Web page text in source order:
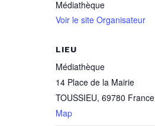
LIEU
Médiathèque
14 Place de la Mairie
TOUSSIEU, 69780 France
Map
Médiathèque
Voir le site Organisateur